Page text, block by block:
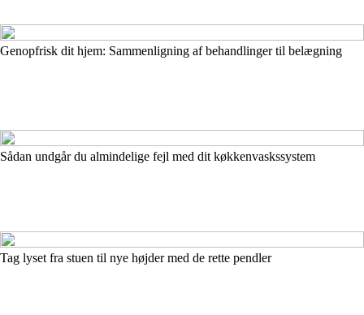
Genopfrisk dit hjem: Sammenligning af behandlinger til belægning
Sådan undgår du almindelige fejl med dit køkkenvaskssystem
Tag lyset fra stuen til nye højder med de rette pendler